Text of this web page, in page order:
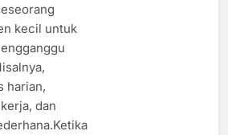
kecil untuk
harian,
dan